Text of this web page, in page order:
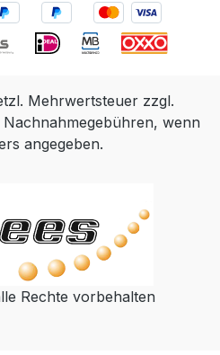
Mehrwertsteuer zzgl.
wenn
angegeben.
Rechte vorbehalten